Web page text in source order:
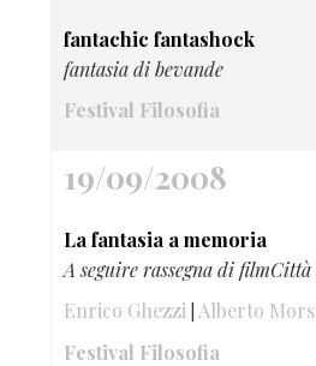
fantachic fantashock
fantasia di bevande
Festival Filosofia
19/09/2008
La fantasia a memoria
A seguire rassegna di
Enrico Ghezzi Alberto
Festival Filosofia